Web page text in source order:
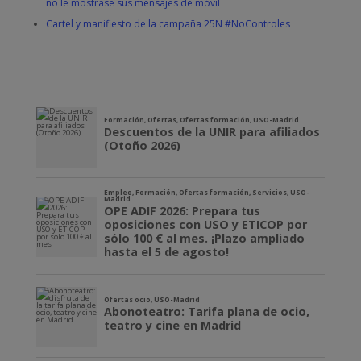
Cartel y manifiesto de la campaña 25N #NoControles